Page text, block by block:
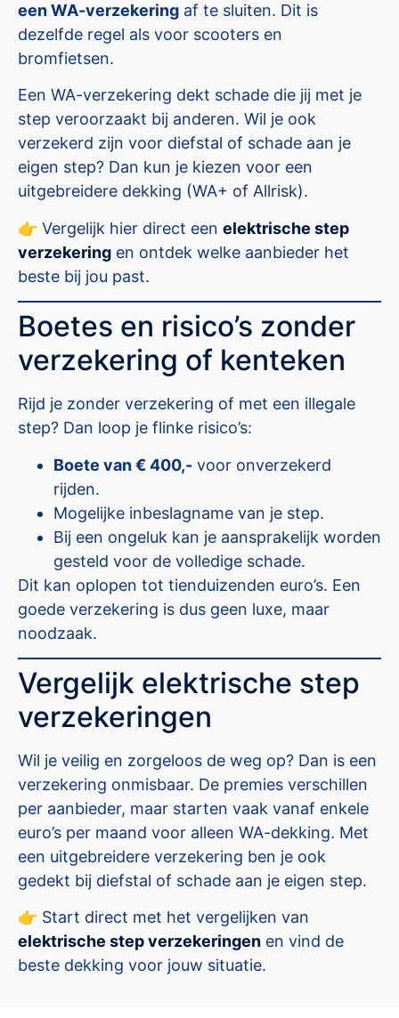
een WA-verzekering af te sluiten. Dit is
dezelfde regel als voor scooters en
bromfietsen.
Een WA-verzekering dekt schade die jij met je
step veroorzaakt bij anderen. Wil je ook
verzekerd zijn voor diefstal of schade aan je
eigen step? Dan kun je kiezen voor een
uitgebreidere dekking (WA+ of Allrisk).
👉 Vergelijk hier direct een elektrische step
verzekering en ontdek welke aanbieder het
beste bij jou past.
Boetes en risico’s zonder
verzekering of kenteken
Rijd je zonder verzekering of met een illegale
step? Dan loop je flinke risico’s:
Boete van € 400,- voor onverzekerd
rijden.
Mogelijke inbeslagname van je step.
Bij een ongeluk kan je aansprakelijk worden
gesteld voor de volledige schade.
Dit kan oplopen tot tienduizenden euro’s. Een
goede verzekering is dus geen luxe, maar
noodzaak.
Vergelijk elektrische step
verzekeringen
Wil je veilig en zorgeloos de weg op? Dan is een
verzekering onmisbaar. De premies verschillen
per aanbieder, maar starten vaak vanaf enkele
euro’s per maand voor alleen WA-dekking. Met
een uitgebreidere verzekering ben je ook
gedekt bij diefstal of schade aan je eigen step.
👉 Start direct met het vergelijken van
elektrische step verzekeringen en vind de
beste dekking voor jouw situatie.